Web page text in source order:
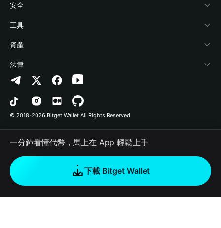
學院
加密資訊
幫助中心
‌聯繫我們
品牌資源
工作機會
Stablecoin Earn
Payfi Crypto
Crypto Swap API
Altcoin Season Index
Prediction Markets
DApp
RWA
如何購買加密貨幣
開發者文件
連接錢包
Bitget Wallet Pay
合作上架
安全
風險保障基金
安全防護技術
工具
快捷買幣
授權檢測
合約檢測
批次轉帳
資產
Arbitrum
Avalanche
Bitcoin
Polygon
法律
隱私協議
用戶使用協議
© 2018-2026 Bitget Wallet All Rights Reserved
一分鐘看懂代幣，馬上在 App 輕鬆上手
下載 Bitget Wallet